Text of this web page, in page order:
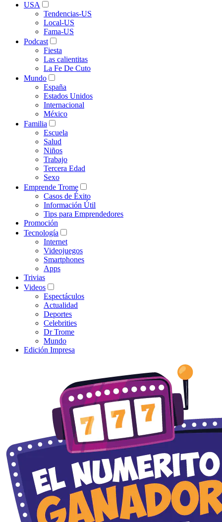
USA
Tendencias-US
Local-US
Fama-US
Podcast
Fiesta
Las calientitas
La Fe De Cuto
Mundo
España
Estados Unidos
Internacional
México
Familia
Escuela
Salud
Niños
Trabajo
Tercera Edad
Sexo
Emprende Trome
Casos de Éxito
Información Útil
Tips para Emprendedores
Promoción
Tecnología
Internet
Videojuegos
Smartphones
Apps
Trivias
Videos
Espectáculos
Actualidad
Deportes
Celebrities
Dr Trome
Mundo
Edición Impresa